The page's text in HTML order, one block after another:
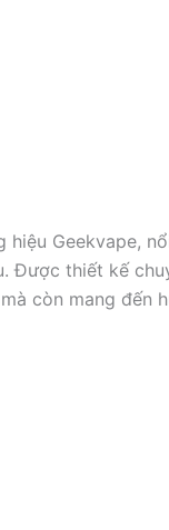
Geekvape,
Được thiết kế
còn mang đến